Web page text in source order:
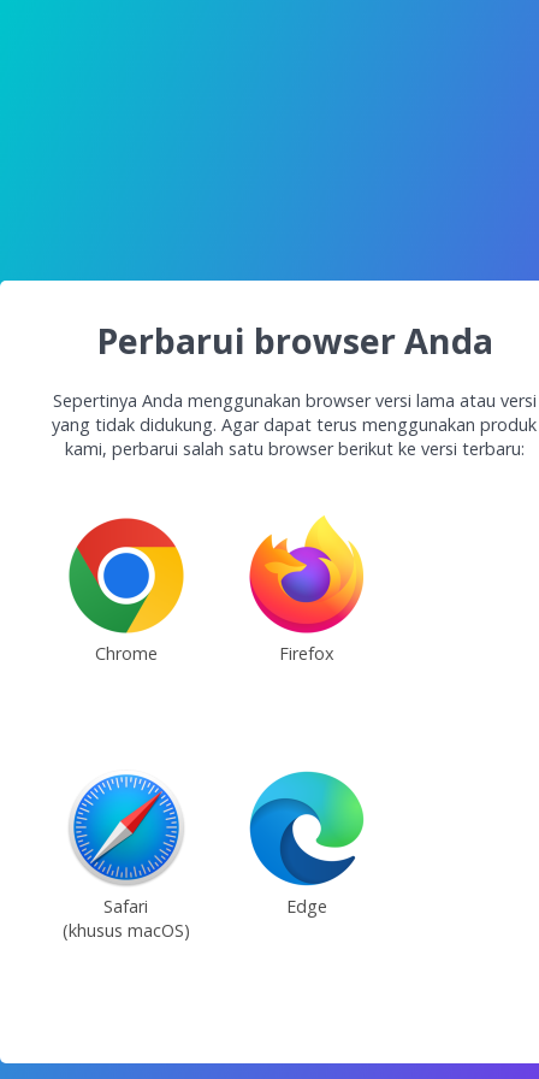
Perbarui browser Anda
Sepertinya Anda menggunakan browser versi lama atau versi
yang tidak didukung. Agar dapat terus menggunakan produk
kami, perbarui salah satu browser berikut ke versi terbaru:
Chrome Firefox
Safari
(khusus macOS)
Edge